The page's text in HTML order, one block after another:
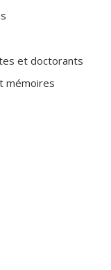
et doctorants
mémoires